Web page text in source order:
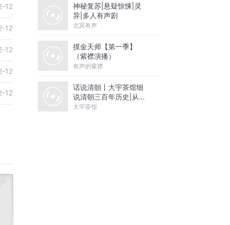
12
12
12
12
12
神秘复苏|悬疑惊悚|灵
异|多人有声剧
北冥有声
摸金天师【第一季】
（紫襟演播）
有声的紫襟
话说清朝丨大宇茶馆细
说清朝三百年历史|从努
尔哈赤到末代皇帝溥仪|
大宇茶馆